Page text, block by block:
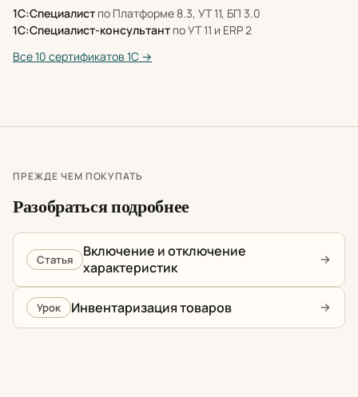
1С:Специалист по Платформе 8.3, УТ 11, БП 3.0
1С:Специалист-консультант по УТ 11 и ERP 2
Все 10 сертификатов 1С →
ПРЕЖДЕ ЧЕМ ПОКУПАТЬ
Разобраться подробнее
Статья
Включение и отключение
характеристик
Урок Инвентаризация товаров